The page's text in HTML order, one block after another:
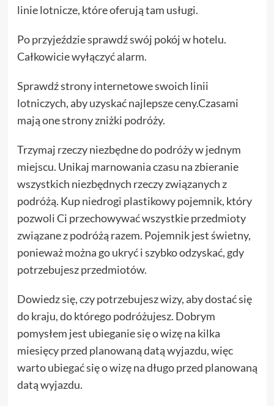
linie lotnicze, które oferują tam usługi.
Po przyjeździe sprawdź swój pokój w hotelu.
Całkowicie wyłączyć alarm.
Sprawdź strony internetowe swoich linii
lotniczych, aby uzyskać najlepsze ceny.Czasami
mają one strony zniżki podróży.
Trzymaj rzeczy niezbędne do podróży w jednym
miejscu. Unikaj marnowania czasu na zbieranie
wszystkich niezbędnych rzeczy związanych z
podróżą. Kup niedrogi plastikowy pojemnik, który
pozwoli Ci przechowywać wszystkie przedmioty
związane z podróżą razem. Pojemnik jest świetny,
ponieważ można go ukryć i szybko odzyskać, gdy
potrzebujesz przedmiotów.
Dowiedz się, czy potrzebujesz wizy, aby dostać się
do kraju, do którego podróżujesz. Dobrym
pomysłem jest ubieganie się o wizę na kilka
miesięcy przed planowaną datą wyjazdu, więc
warto ubiegać się o wizę na długo przed planowaną
datą wyjazdu.